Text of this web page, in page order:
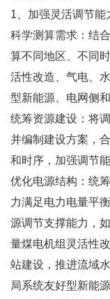
1、加强灵活调节能
科学测算需求：结
算不同地区、不同
活性改造、气电、
型新能源、电网侧
统筹资源建设：将
并编制建设方案，
和时序，加强调节
优化电源结构：统
力满足电力电量平
源调节支撑能力，
量煤电机组灵活性
站建设，推进流域
局系统友好型新能